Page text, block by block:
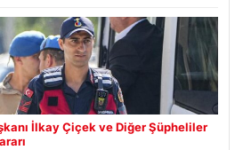
İlkay Çiçek ve Diğer Şüpheliler